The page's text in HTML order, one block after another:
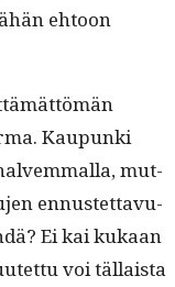
ehtoon
Kaupun­ki
mut­
ennustet­tavu­
Ei kai kukaan
voi täl­laista